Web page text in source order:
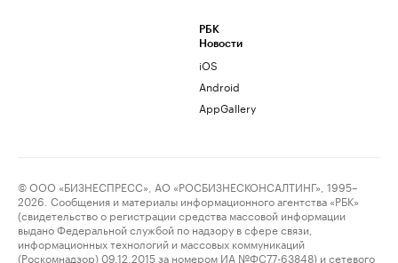
РБК
Новости
iOS
Android
AppGallery
© ООО «БИЗНЕСПРЕСС», АО «РОСБИЗНЕСКОНСАЛТИНГ», 1995–
2026. Сообщения и материалы информационного агентства «РБК»
(свидетельство о регистрации средства массовой информации
выдано Федеральной службой по надзору в сфере связи,
информационных технологий и массовых коммуникаций
(Роскомнадзор) 09.12.2015 за номером ИА №ФС77-63848) и сетевого